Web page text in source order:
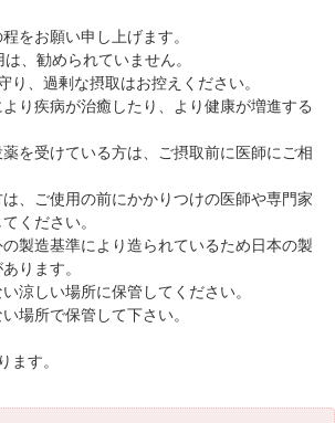
をお願い申し上げます。
、勧められていません。
り、過剰な摂取はお控えください。
り疾病が治癒したり、より健康が増進する
薬を受けている方は、ご摂取前に医師にご相
は、ご使用の前にかかりつけの医師や専門家
ください。
の製造基準により造られているため日本の製
ります。
涼しい場所に保管してください。
場所で保管して下さい。
す。